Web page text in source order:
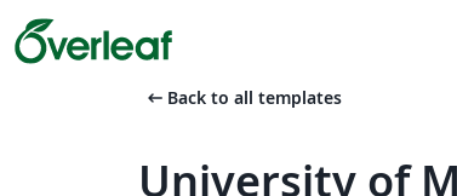
arrow_left_alt Back to all templates
University of